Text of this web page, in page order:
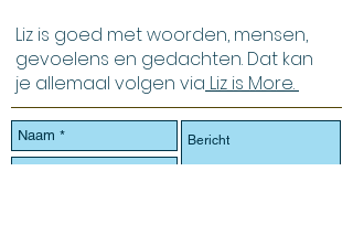
Liz is goed met woorden, mensen,
gevoelens en gedachten. Dat kan
je allemaal volgen via Liz is More.